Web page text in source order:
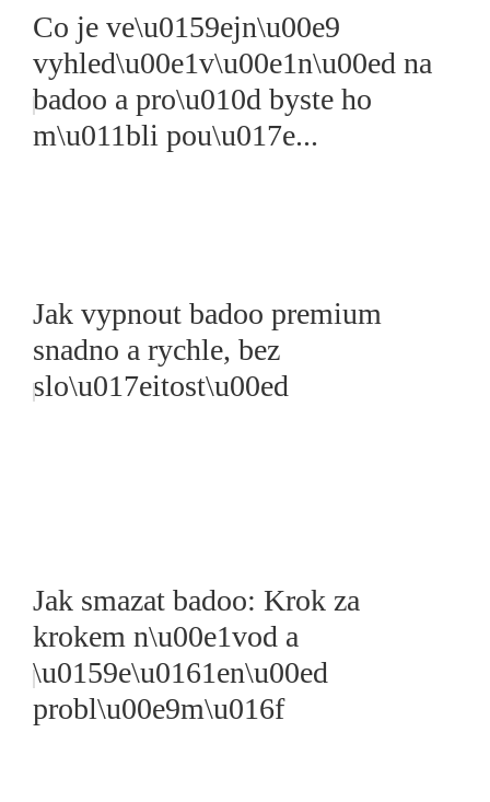
Co je ve\u0159ejn\u00e9
vyhled\u00e1v\u00e1n\u00ed na
badoo a pro\u010d byste ho
m\u011bli pou\u017e...
Jak vypnout badoo premium
snadno a rychle, bez
slo\u017eitost\u00ed
Jak smazat badoo: Krok za
krokem n\u00e1vod a
\u0159e\u0161en\u00ed
probl\u00e9m\u016f